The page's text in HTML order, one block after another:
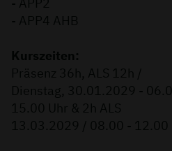
- APP4 AHB
Kurszeiten:
Präsenz 36h, ALS 12h /
Dienstag, 30.01.2029 -
15.00 Uhr & 2h ALS
13.03.2029 / 08.00 - 12.00